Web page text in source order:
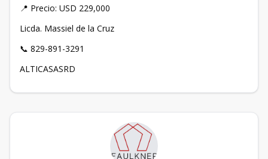
📍 Precio: USD 229,000
Licda. Massiel de la Cruz
📞 829-891-3291
ALTICASASRD